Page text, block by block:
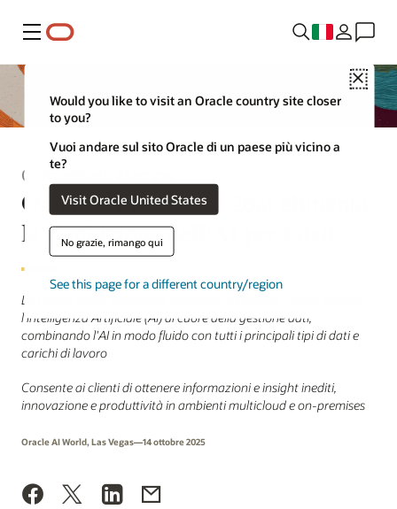
Menu
Close
Would you like to visit an Oracle country site closer
to you?
Vuoi andare sul sito Oracle di un paese più vicino a
te?
Visit Oracle United States
No grazie, rimango qui
See this page for a different country/region
Comunicato stampa
Oracle AI Database 26ai alimenta
la rivoluzione dell’AI per i dati
La nuova major release del database di punta di Oracle integra
l'Intelligenza Artificiale (AI) al cuore della gestione dati,
combinando l'AI in modo fluido con tutti i principali tipi di dati e
carichi di lavoro
Consente ai clienti di ottenere informazioni e insight inediti,
innovazione e produttività in ambienti multicloud e on-premises
Oracle AI World, Las Vegas—14 ottobre 2025